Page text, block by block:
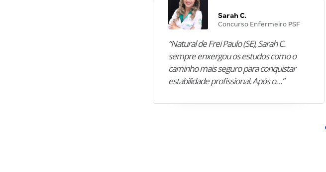
Sarah C.
Concurso Enfermeiro PSF
“Natural de Frei Paulo (SE), Sarah C.
sempre enxergou os estudos como o
caminho mais seguro para conquistar
estabilidade profissional. Após o…”